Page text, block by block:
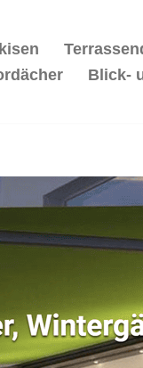
Blick-